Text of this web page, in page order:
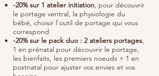
-20% sur 1 atelier initiation, pour découvrir
le portage ventral, la physiologie du
bébé, choisir l'outil de portage qui vous
correspond
-20% sur le pack duo : 2 ateliers portages,
1 en prénatal pour découvrir le portage,
les bienfaits, les premiers noeuds + 1 en
postnatal pour ajuster vos envies et vos